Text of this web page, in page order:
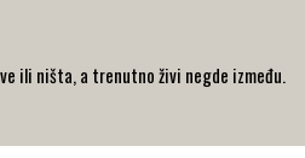
ili ništa, a trenutno živi negde između.